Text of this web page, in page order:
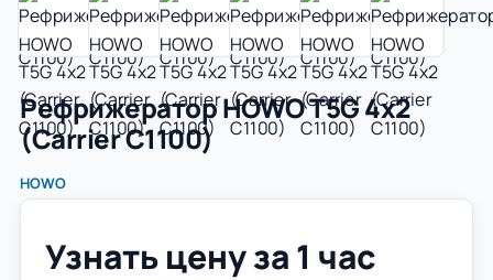
Рефрижератор HOWO T5G 4x2
(Carrier C1100)
HOWO
Узнать цену за 1 час